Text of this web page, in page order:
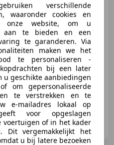
€ 11.945
Benzine
70 kW (95 PK)
verschillende
waaronder cookies en
onze website, om u
aan te bieden en een
te garanderen. Via
maken we het
te personaliseren -
bij een later
u geschikte aanbiedingen
om gepersonaliseerde
te verstrekken en te
e-mailadres lokaal op
voor opgeslagen
voertuigen of in het kader
Dit vergemakkelijkt het
u bij latere bezoeken